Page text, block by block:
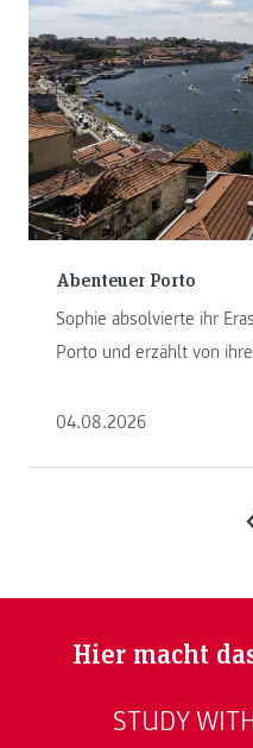
Abenteuer Porto
Sophie absolvierte ihr
Porto und erzählt von
04.08.2026
Hier macht
STUDY